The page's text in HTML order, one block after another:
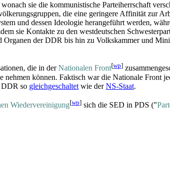
sie die kommunistische Partei­herrschaft
die eine geringere Affinität zur
und dessen Ideologie herangeführt werden,
sie Kontakte zu den westdeutschen
der DDR bis hin zu Volkskammer und
die in derNationalen Front[wp]
können. Faktisch war die Nationale Front
DDR so gleichgeschaltet wie derNS-Staat.
Wiedervereinigung[wp] sich die SED in PDS ("